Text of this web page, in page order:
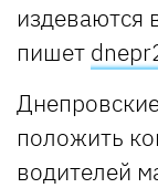
издеваются
пишет
положить
водителей